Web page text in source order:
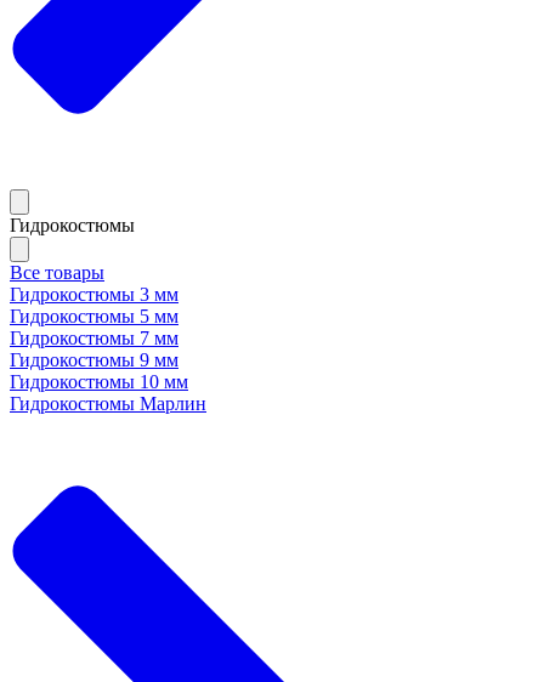
Гидрокостюмы
Все товары
Гидрокостюмы 3 мм
Гидрокостюмы 5 мм
Гидрокостюмы 7 мм
Гидрокостюмы 9 мм
Гидрокостюмы 10 мм
Гидрокостюмы Марлин